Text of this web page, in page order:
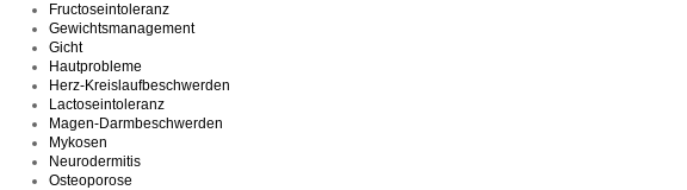
Fructoseintoleranz
Gewichtsmanagement
Gicht
Hautprobleme
Herz-Kreislaufbeschwerden
Lactoseintoleranz
Magen-Darmbeschwerden
Mykosen
Neurodermitis
Osteoporose